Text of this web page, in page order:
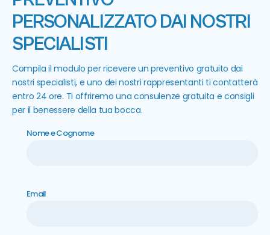
PERSONALIZZATO DAI NOSTRI
SPECIALISTI
Compila il modulo per ricevere un preventivo gratuito dai
nostri specialisti, e uno dei nostri rappresentanti ti contatterà
entro 24 ore. Ti offriremo una consulenze gratuita e consigli
per il benessere della tua bocca.
Nome e Cognome
Email